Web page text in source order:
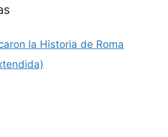
la Historia de Roma